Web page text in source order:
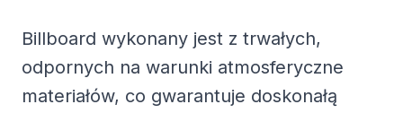
Billboard wykonany jest z trwałych,
odpornych na warunki atmosferyczne
materiałów, co gwarantuje doskonałą